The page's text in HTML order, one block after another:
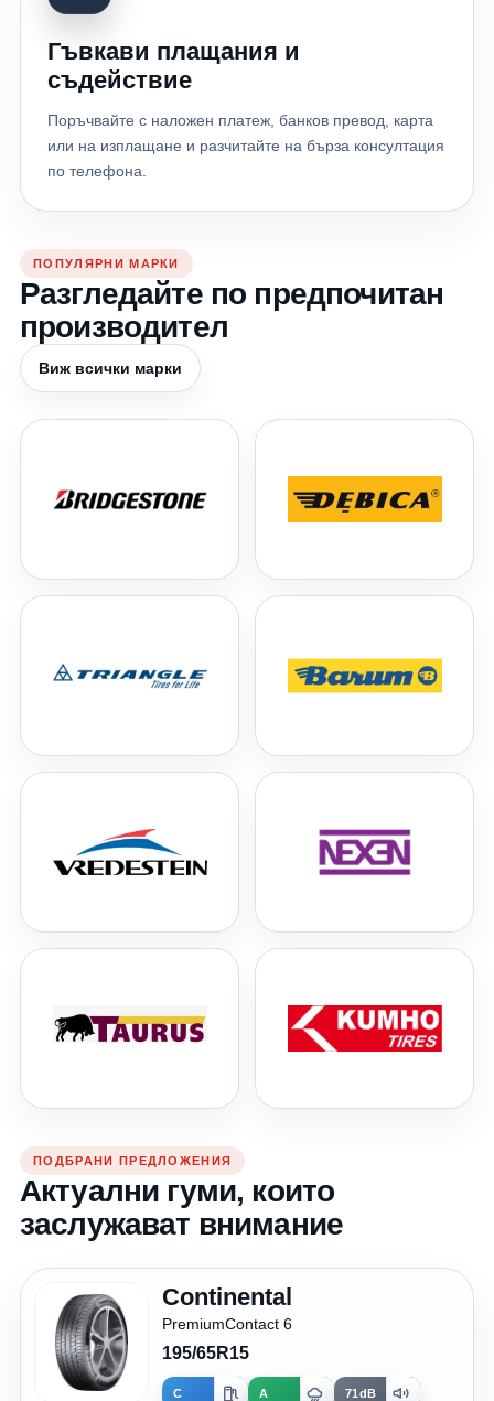
Гъвкави плащания и
съдействие
Поръчвайте с наложен платеж, банков превод, карта
или на изплащане и разчитайте на бърза консултация
по телефона.
ПОПУЛЯРНИ МАРКИ
Разгледайте по предпочитан
производител
Виж всички марки
ПОДБРАНИ ПРЕДЛОЖЕНИЯ
Актуални гуми, които
заслужават внимание
Continental
PremiumContact 6
195/65R15
C A 71dB